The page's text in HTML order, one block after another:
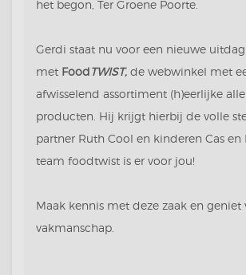
het begon, Ter Groene Poorte.
Gerdi staat nu voor een nieuwe
met FoodTWIST, de webwinkel met
afwisselend assortiment (h)eerlijke
producten. Hij krijgt hierbij de volle
partner Ruth Cool en kinderen Cas en
team foodtwist is er voor jou!
Maak kennis met deze zaak en geniet
vakmanschap.